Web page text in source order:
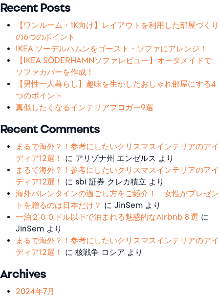
Recent Posts
【ワンルーム・1K向け】レイアウトを利用した部屋づくり
の6つのポイント
IKEA ソーデルハムンをゴースト・ソファにアレンジ！
【IKEA SÖDERHAMNソファレビュー】オーダメイドで
ソファカバーを作成！
【男性一人暮らし】趣味を生かしたおしゃれ部屋にする4
つのポイント
真似したくなるインテリアブロガー9選
Recent Comments
まるで海外？！参考にしたいクリスマスインテリアのアイ
ディア12選！
に アリゾナ州 エンゼルス より
まるで海外？！参考にしたいクリスマスインテリアのアイ
ディア12選！
に sbi 証券 クレカ積立 より
海外バレンタインの過ごし方をご紹介！ 女性がプレゼン
トを贈るのは日本だけ？ に JinSem より
一泊２００ドル以下で泊まれる魅惑的なAirbnb６選 に
JinSem より
まるで海外？！参考にしたいクリスマスインテリアのアイ
ディア12選！
に 核戦争 ロシア より
Archives
2024年7月